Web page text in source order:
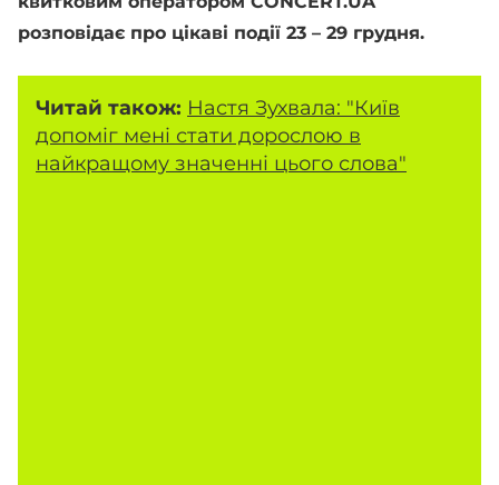
розповідає про цікаві події 23 – 29 грудня.
Читай також: Настя Зухвала: "Київ
допоміг мені стати дорослою в
найкращому значенні цього слова"